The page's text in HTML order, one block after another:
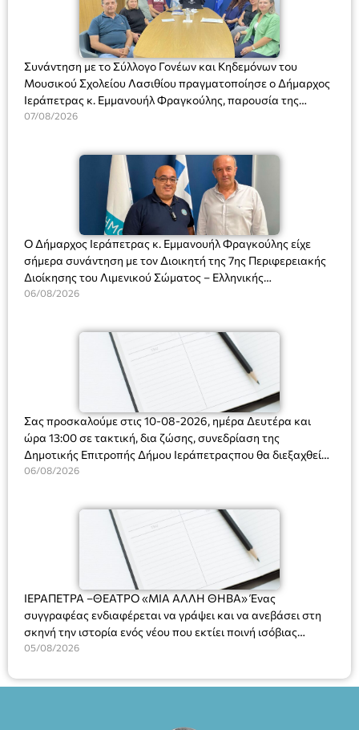
Συνάντηση με το Σύλλογο Γονέων και Κηδεμόνων του
Μουσικού Σχολείου Λασιθίου πραγματοποίησε ο Δήμαρχος
Ιεράπετρας κ. Εμμανουήλ Φραγκούλης, παρουσία της
Διευθύντριας του σχολείου κας Μαριάννας Χαΐτα.
07/08/2026
Ο Δήμαρχος Ιεράπετρας κ. Εμμανουήλ Φραγκούλης είχε
σήμερα συνάντηση με τον Διοικητή της 7ης Περιφερειακής
Διοίκησης του Λιμενικού Σώματος – Ελληνικής
Ακτοφυλακής (Λ.Σ.-ΕΛ.ΑΚΤ.), Αρχιπλοίαρχο Λ.Σ. κ. Ιωάννη
06/08/2026
Σας προσκαλούμε στις 10-08-2026, ημέρα Δευτέρα και
ώρα 13:00 σε τακτική, δια ζώσης, συνεδρίαση της
Δημοτικής Επιτροπής Δήμου Ιεράπετραςπου θα διεξαχθεί
στο Δημοτικό Κατάστημα, Δημοκρατίας 31 στην αίθουσα
και λήψη αποφάσεων στα παρακάτω θέματα:
06/08/2026
ΙΕΡΑΠΕΤΡΑ –ΘΕΑΤΡΟ «ΜΙΑ ΑΛΛΗ ΘΗΒΑ» Ένας
συγγραφέας ενδιαφέρεται να γράψει και να ανεβάσει στη
σκηνή την ιστορία ενός νέου που εκτίει ποινή ισόβιας
κάθειρξης για πατροκτονία. Ένα πολυβραβευμένο έργο για
ασθένεια, τον ερωτισμό. Ένα έργο αινιγματικό, συγκινητικό,
05/08/2026